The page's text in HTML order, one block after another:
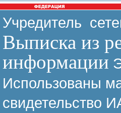
Учредитель
Выписка из
информации
Использованы
свидетельство